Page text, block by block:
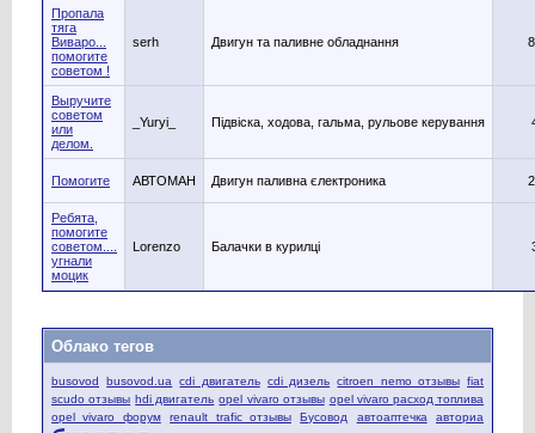
Пропала
тяга
Виваро...
помогите
советом !
serh Двигун та паливне обладнання
Выручите
советом
или
делом.
_Yuryi_ Підвіска, ходова, гальма, рульове керування
Помогите АВТОМАН Двигун паливна єлектроника
Ребята,
помогите
советом....
угнали
моцик
Lorenzo Балачки в курилці
Облако тегов
busovod busovod.ua cdi двигатель cdi дизель citroen nemo отзывы fiat
scudo отзывы hdi двигатель opel vivaro отзывы opel vivaro расход топлива
opel vivaro форум
renault trafic отзывы Бусовод автоаптечка авториа